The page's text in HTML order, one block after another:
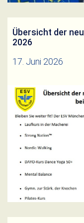
Übersicht der
2026
17. Juni 2026
Weiterlesen